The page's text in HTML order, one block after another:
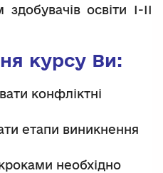
освіти І-ІІ
курсу Ви:
конфліктні
етапи виникнення
необхідно